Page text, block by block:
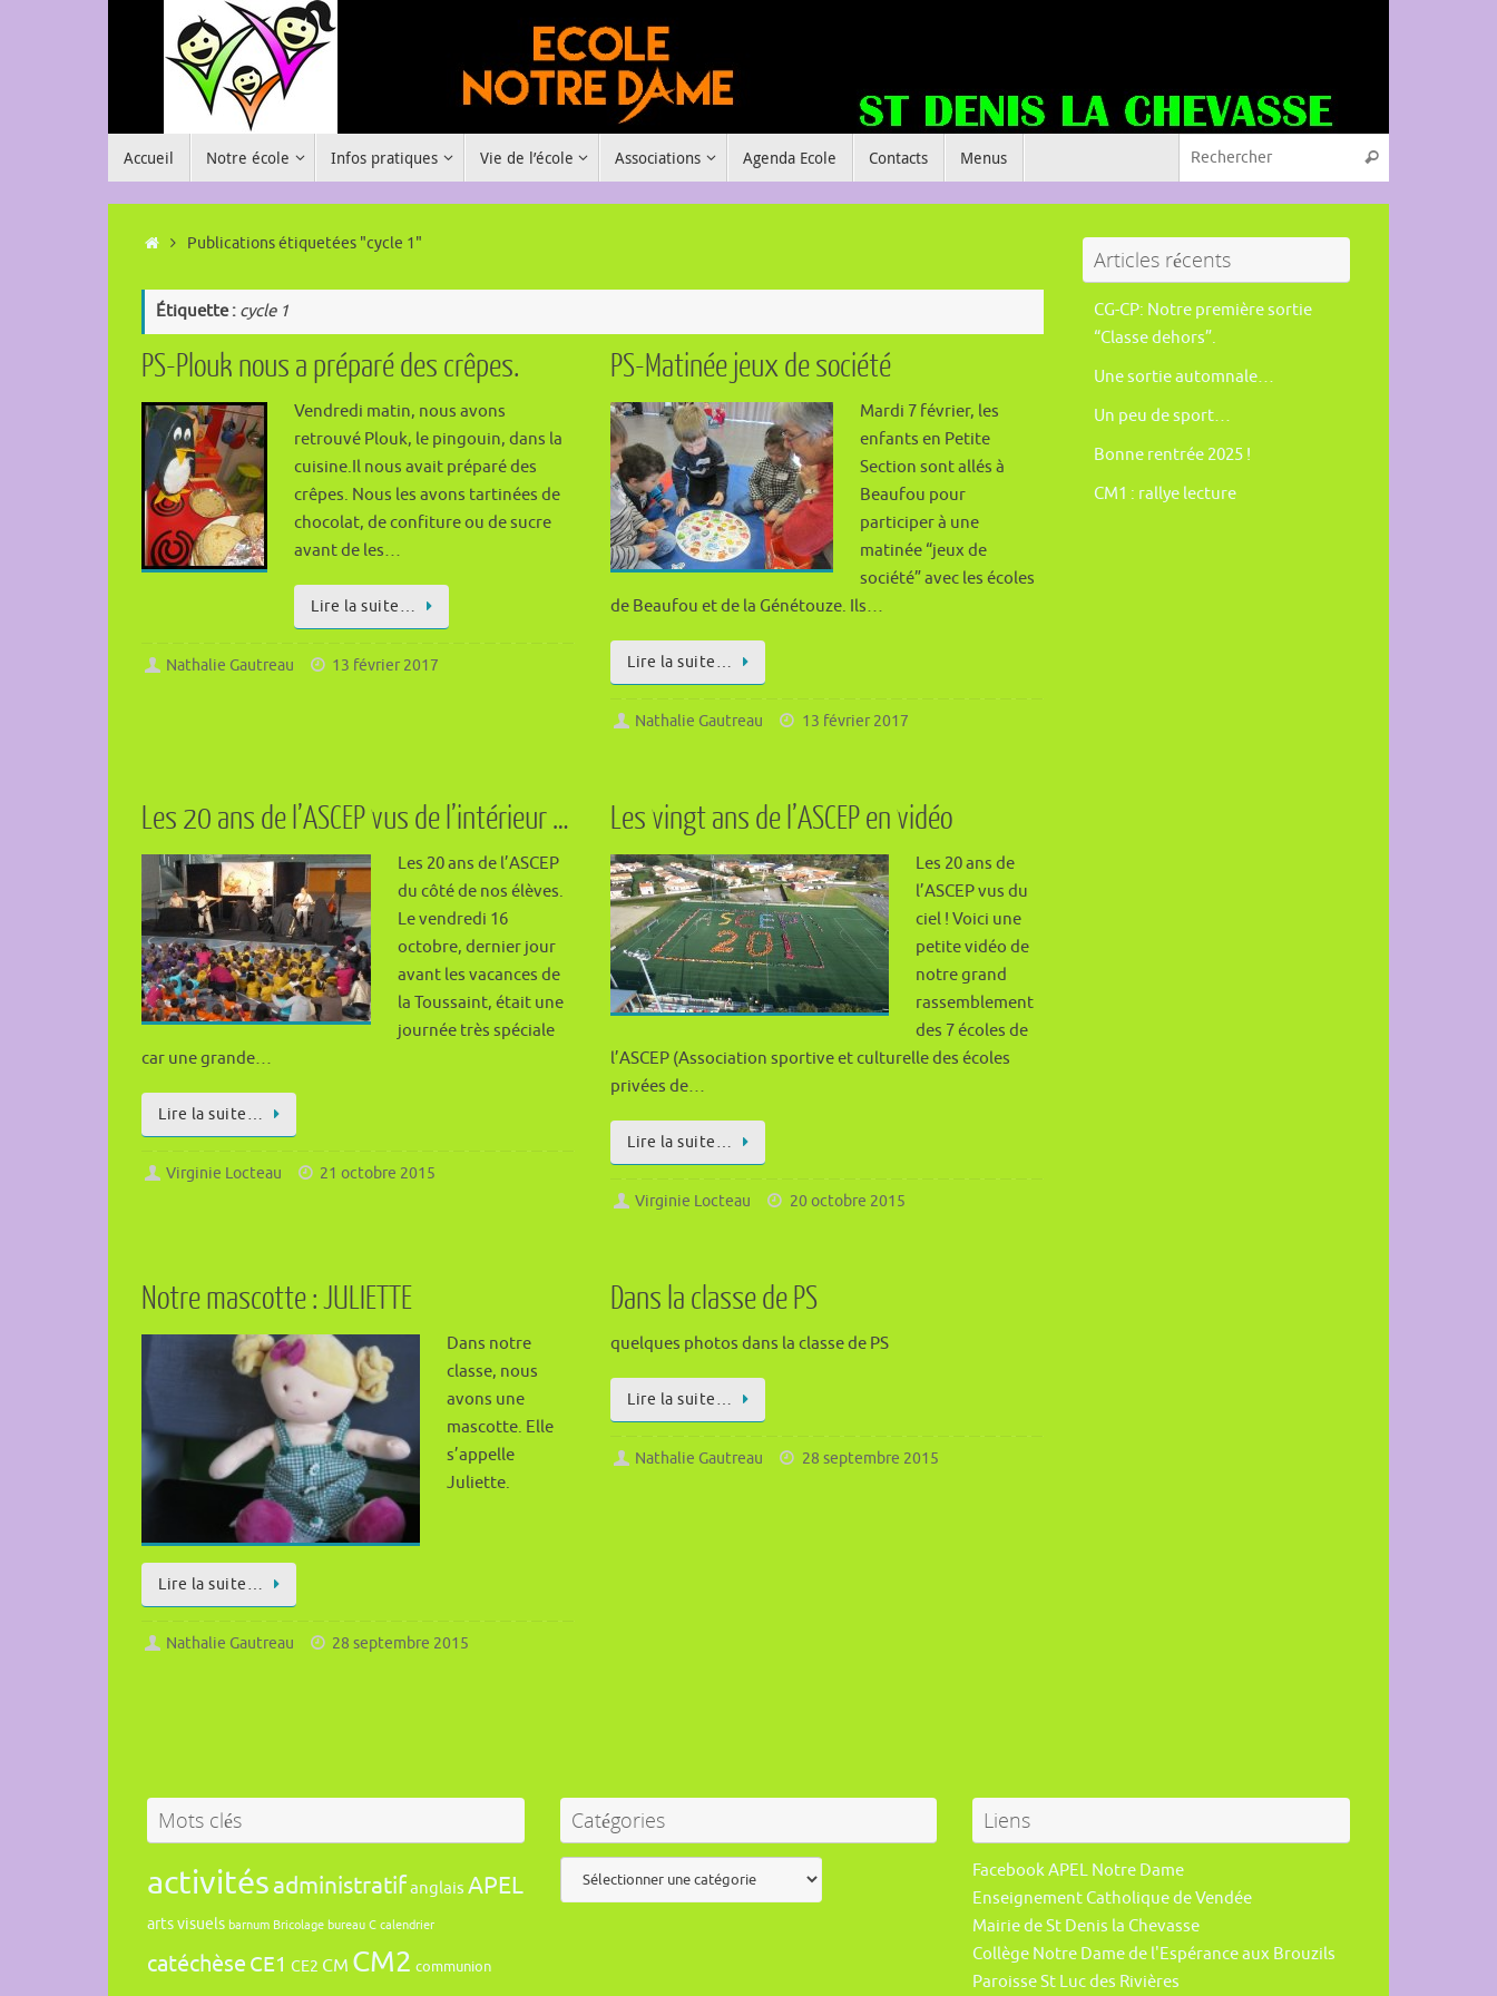
Accueil Notre école Infos pratiques Vie de l’école Associations Agenda Ecole Contacts Menus Rechercher
Accueil
Publications étiquetées "cycle 1"
Étiquette : cycle 1
PS-Plouk nous a préparé des crêpes.
Vendredi matin, nous avons
retrouvé Plouk, le pingouin, dans la
cuisine.Il nous avait préparé des
crêpes. Nous les avons tartinées de
chocolat, de confiture ou de sucre
avant de les…
Lire la suite…
Nathalie Gautreau 13 février 2017
PS-Matinée jeux de société
Mardi 7 février, les
enfants en Petite
Section sont allés à
Beaufou pour
participer à une
matinée “jeux de
société” avec les écoles
de Beaufou et de la Génétouze. Ils…
Lire la suite…
Nathalie Gautreau 13 février 2017
Les 20 ans de l’ASCEP vus de l’intérieur …
Les 20 ans de l’ASCEP
du côté de nos élèves.
Le vendredi 16
octobre, dernier jour
avant les vacances de
la Toussaint, était une
journée très spéciale
car une grande…
Lire la suite…
Virginie Locteau 21 octobre 2015
Les vingt ans de l’ASCEP en vidéo
Les 20 ans de
l’ASCEP vus du
ciel ! Voici une
petite vidéo de
notre grand
rassemblement
des 7 écoles de
l’ASCEP (Association sportive et culturelle des écoles
privées de…
Lire la suite…
Virginie Locteau 20 octobre 2015
Notre mascotte : JULIETTE
Dans notre
classe, nous
avons une
mascotte. Elle
s’appelle
Juliette.
Lire la suite…
Nathalie Gautreau 28 septembre 2015
Dans la classe de PS
quelques photos dans la classe de PS
Lire la suite…
Nathalie Gautreau 28 septembre 2015
Articles récents
CG-CP: Notre première sortie
“Classe dehors”.
Une sortie automnale…
Un peu de sport…
Bonne rentrée 2025 !
CM1 : rallye lecture
Mots clés
activitésadministratifanglais APEL
arts visuels barnum Bricolage bureau C calendrier
catéchèse CE1 CE2 CM CM2 communion
Catégories
Catégories
Liens
Facebook APEL Notre Dame
Enseignement Catholique de Vendée
Mairie de St Denis la Chevasse
Collège Notre Dame de l'Espérance aux Brouzils
Paroisse St Luc des Rivières